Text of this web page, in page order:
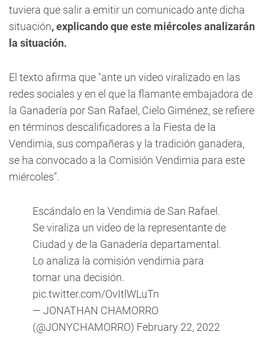
tuviera que salir a emitir un comunicado ante dicha
situación, explicando que este miércoles analizarán
la situación.
El texto afirma que "ante un video viralizado en las
redes sociales y en el que la flamante embajadora de
la Ganadería por San Rafael, Cielo Giménez, se refiere
en términos descalificadores a la Fiesta de la
Vendimia, sus compañeras y la tradición ganadera,
se ha convocado a la Comisión Vendimia para este
miércoles".
Escándalo en la Vendimia de San Rafael.
Se viraliza un video de la representante de
Ciudad y de la Ganadería departamental.
Lo analiza la comisión vendimia para
tomar una decisión.
pic.twitter.com/OvItlWLuTn
— JONATHAN CHAMORRO
(@JONYCHAMORRO) February 22, 2022